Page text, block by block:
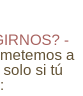
-
a
si tú